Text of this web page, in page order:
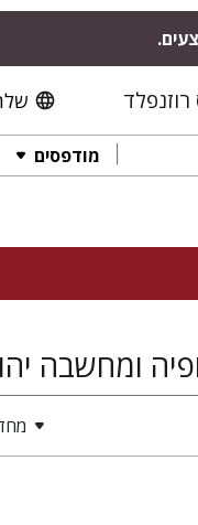
מודפסים
ומחשבה